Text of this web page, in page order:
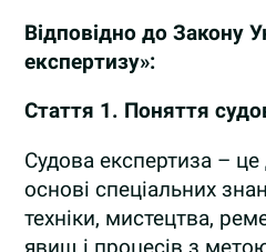
Відповідно до Закону
експертизу»:
Стаття 1. Поняття
Судова експертиза –
основі спеціальних
техніки, мистецтва,
явищ і процесів з